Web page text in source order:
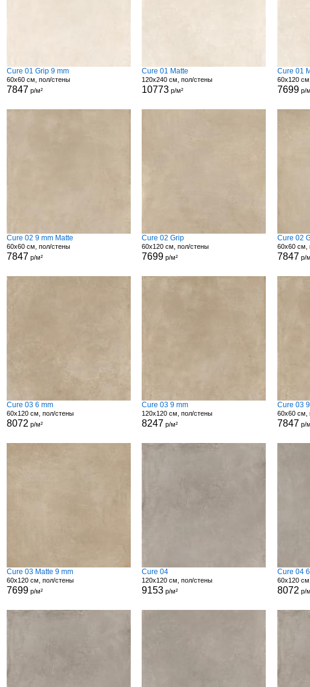
Cure 01 Grip 9 mm
60x60 см, пол/стены
7847 р/м²
Cure 01 Matte
120x240 см, пол/стены
10773 р/м²
Cure 01
60x120
7699р/
Cure 02 9 mm Matte
60x60 см, пол/стены
7847 р/м²
Cure 02 Grip
60x120 см, пол/стены
7699 р/м²
Cure 02
60x60 см,
7847 р/
Cure 03 6 mm
60x120 см, пол/стены
8072 р/м²
Cure 03 9 mm
120x120 см, пол/стены
8247 р/м²
Cure 03
60x60 см,
7847 р/
Cure 03 Matte 9 mm
60x120 см, пол/стены
7699р/м²
Cure 04
120x120 см, пол/стены
9153 р/м²
Cure 04
60x120
8072 р/